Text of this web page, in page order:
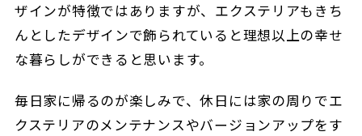
ザインが特徴ではありますが、エクステリアもきち
んとしたデザインで飾られていると理想以上の幸せ
な暮らしができると思います。
毎日家に帰るのが楽しみで、休日には家の周りでエ
クステリアのメンテナンスやバージョンアップをす